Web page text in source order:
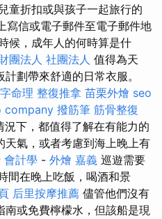
童折扣或與孩子一起旅行的
寫信或電子郵件至電子郵件地
候，成年人的何時算是什
團法人 社團法人 值得為天
劃帶來舒適的日常衣服。
命理 整復推拿 苗栗外燴 seo
company 撥筋筆 筋骨整復
況下，都值得了解在有能力的
氣，或者考慮到海上晚上有
會計學 - 外燴 嘉義 巡遊需要
間在晚上吃飯，喝酒和景
后里按摩推薦 儘管他們沒有
或免費檸檬水，但該船是現